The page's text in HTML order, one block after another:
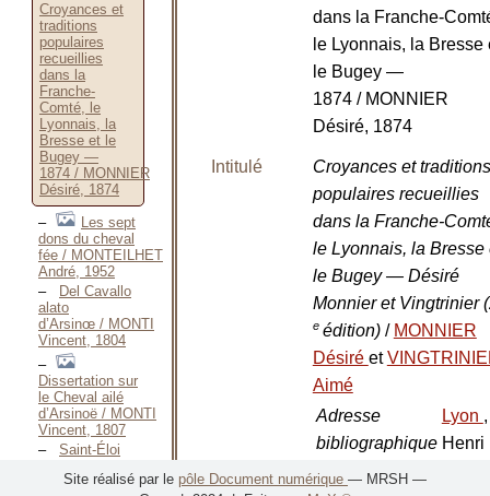
Croyances et
traditions
populaires
recueillies
dans la
Franche-
Comté, le
Lyonnais, la
Bresse et le
Bugey —
1874 / MONNIER
Désiré, 1874
Les sept
dons du cheval
fée / MONTEILHET
André, 1952
Del Cavallo
alato
d’Arsinœ / MONTI
Vincent, 1804
Dissertation sur
le Cheval ailé
d’Arsinoë / MONTI
Vincent, 1807
Saint-Éloi
Légende du pied
dans la Franche-
le Lyonnais, la Bresse
le Bugey —
1874 / MONNIER
Désiré, 1874
Intitulé
Croyances et traditions
populaires recueillies
dans la Franche-
le Lyonnais, la Bresse
le Bugey — Désiré
Monnier et Vingtrinier
e édition) / MONNIER
Désiré et
Aimé
Adresse
bibliographique
:
Lyon ,
Henri
Site réalisé par le pôle Document numérique — MRSH —